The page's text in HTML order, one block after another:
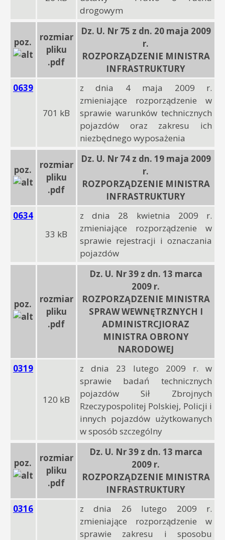
drogowym
poz.
rozmiar
pliku
.pdf
Dz. U. Nr 75 z dn. 20 maja 2009
r.
ROZPORZĄDZENIE MINISTRA
INFRASTRUKTURY
0639
701 kB
z dnia 4 maja 2009 r.
zmieniające rozporządzenie w
sprawie warunków technicznych
pojazdów oraz zakresu ich
niezbędnego wyposażenia
poz.
rozmiar
pliku
.pdf
Dz. U. Nr 74 z dn. 19 maja 2009
r.
ROZPORZĄDZENIE MINISTRA
INFRASTRUKTURY
0634
33 kB
z dnia 28 kwietnia 2009 r.
zmieniające rozporządzenie w
sprawie rejestracji i oznaczania
pojazdów
poz.
rozmiar
pliku
.pdf
Dz. U. Nr 39 z dn. 13 marca
2009 r.
ROZPORZĄDZENIE MINISTRA
SPRAW WEWNĘTRZNYCH I
ADMINISTRCJIORAZ
MINISTRA OBRONY
NARODOWEJ
0319
120 kB
z dnia 23 lutego 2009 r. w
sprawie badań technicznych
pojazdów Sił Zbrojnych
Rzeczypospolitej Polskiej, Policji i
innych pojazdów użytkowanych
w sposób szczególny
poz.
rozmiar
pliku
.pdf
Dz. U. Nr 39 z dn. 13 marca
2009 r.
ROZPORZĄDZENIE MINISTRA
INFRASTRUKTURY
0316
z dnia 26 lutego 2009 r.
zmieniające rozporządzenie w
sprawie zakresu i sposobu